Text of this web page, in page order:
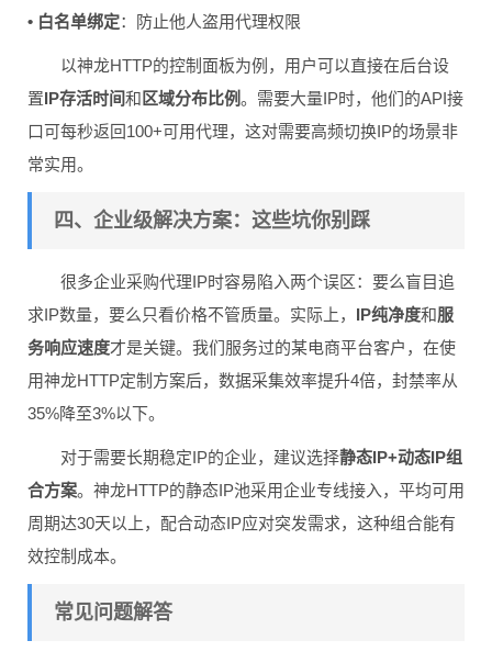
• 白名单绑定：防止他人盗用代理权限
以神龙HTTP的控制面板为例，用户可以直接在后台设
置IP存活时间和 区域分布比例。需要大量IP时，他们的API接
口可每秒返回100+可用代理，这对需要高频切换IP的场景非
常实用。
四、企业级解决方案：这些坑你别踩
很多企业采购代理IP时容易陷入两个误区：要么盲目追
求IP数量，要么只看价格不管质量。实际上， IP纯净度和服
务响应速度才是关键。我们服务过的某电商平台客户，在使
用神龙HTTP定制方案后，数据采集效率提升4倍，封禁率从
35%降至3%以下。
对于需要长期稳定IP的企业，建议选择静态IP+动态IP组
合方案。神龙HTTP的静态IP池采用企业专线接入，平均可用
周期达30天以上，配合动态IP应对突发需求，这种组合能有
效控制成本。
常见问题解答